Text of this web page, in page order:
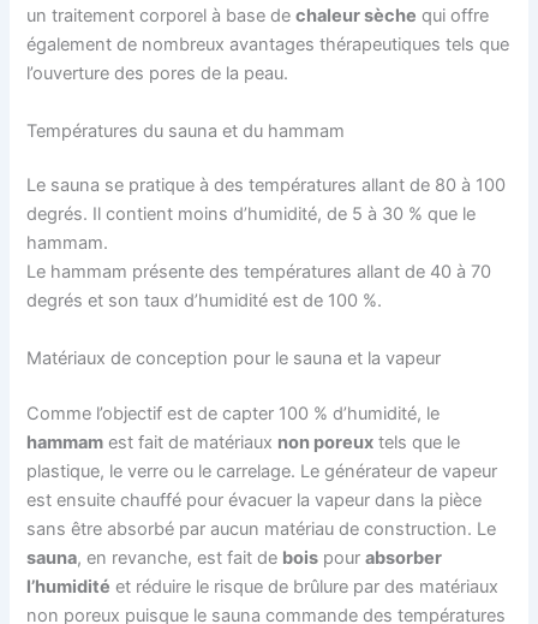
un traitement corporel à base dechaleur sèche qui offre
également de nombreux avantages thérapeutiques tels que
l’ouverture des pores de la peau.
Températures du sauna et du hammam
Le sauna se pratique à des températures allant de 80 à 100
degrés. Il contient moins d’humidité, de 5 à 30 % que le
hammam.
Le hammam présente des températures allant de 40 à 70
degrés et son taux d’humidité est de 100 %.
Matériaux de conception pour le sauna et la vapeur
Comme l’objectif est de capter 100 % d’humidité, le
hammam est fait de matériaux non poreux tels que le
plastique, le verre ou le carrelage. Le générateur de vapeur
est ensuite chauffé pour évacuer la vapeur dans la pièce
sans être absorbé par aucun matériau de construction. Le
sauna, en revanche, est fait de bois pourabsorber
l’humidité et réduire le risque de brûlure par des matériaux
non poreux puisque le sauna commande des températures